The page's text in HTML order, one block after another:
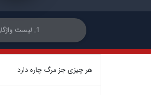
1. لیست واژگان
هر چیزی جز مرگ چاره دارد